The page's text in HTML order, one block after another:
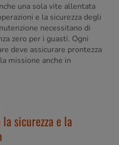
una sola vite allentata
e la sicurezza degli
necessitano di
zero per i guasti. Ogni
deve assicurare prontezza
missione anche in
sicurezza e la